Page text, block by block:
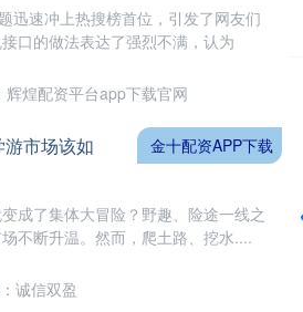
迅速冲上热搜榜首位，引发了网友们
口的做法表达了强烈不满，认为
辉煌配资平台app下载官网
市场该如
成了集体大冒险？野趣、险途一线之
不断升温。然而，爬土路、挖水....
金十配资APP下载
诚信双盈
14110.12 -34.08